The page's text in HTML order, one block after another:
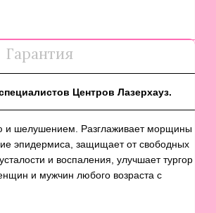
Гарантия
Центров Лазерхауз.
и шелушением. Разглаживает морщины
эпидермиса, защищает от свободных
и воспаления, улучшает тургор
и мужчин любого возраста с